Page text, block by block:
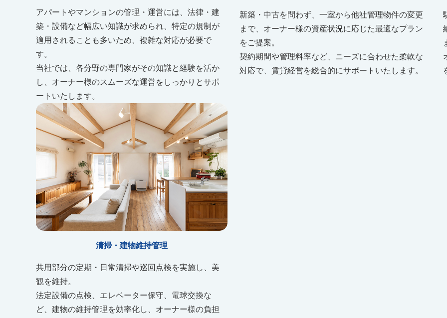
アパートやマンションの管理・運営には、法律・建
築・設備など幅広い知識が求められ、特定の規制が
適用されることも多いため、複雑な対応が必要で
す。
当社では、各分野の専門家がその知識と経験を活か
し、オーナー様のスムーズな運営をしっかりとサポ
ートいたします。
新築・中古を問わず、一室から他社管理物件の変更
まで、オーナー様の資産状況に応じた最適なプラン
をご提案。
契約期間や管理料率など、ニーズに合わせた柔軟な
対応で、賃貸経営を総合的にサポートいたします。
清掃・建物維持管理
共用部分の定期・日常清掃や巡回点検を実施し、美
観を維持。
法定設備の点検、エレベーター保守、電球交換な
ど、建物の維持管理を効率化し、オーナー様の負担